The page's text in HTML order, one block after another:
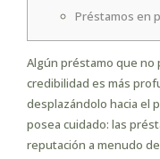
Préstamos en
Algún préstamo que no
credibilidad es más
desplazándolo hacia el
posea cuidado: las
reputación a menudo